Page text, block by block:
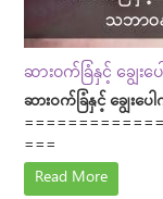
ဆားဝက်ခြံနှင့် ချွေး
ဆားဝက်ခြံနှင့် ချွေးပ
===
Read More